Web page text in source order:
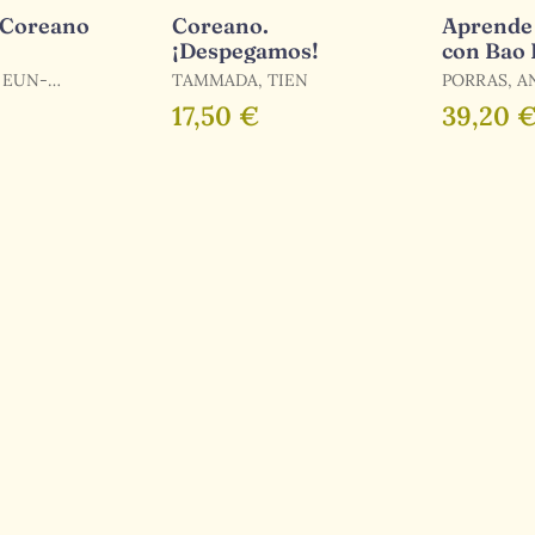
Coreano.
¡Despegamos!
TAMMADA, TIEN
17,50 €
con Bao
Libro
Cd)
PORRAS,
39,20